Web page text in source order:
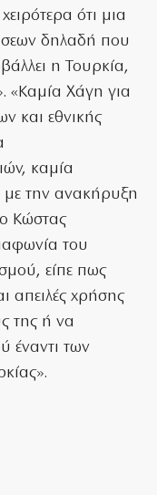
ότι μια
δηλαδή που
η Τουρκία,
«Καμία Χάγη για
και εθνικής
καμία
με την ανακήρυξη
ο Κώστας
του
είπε πως
απειλές χρήσης
της ή να
έναντι των